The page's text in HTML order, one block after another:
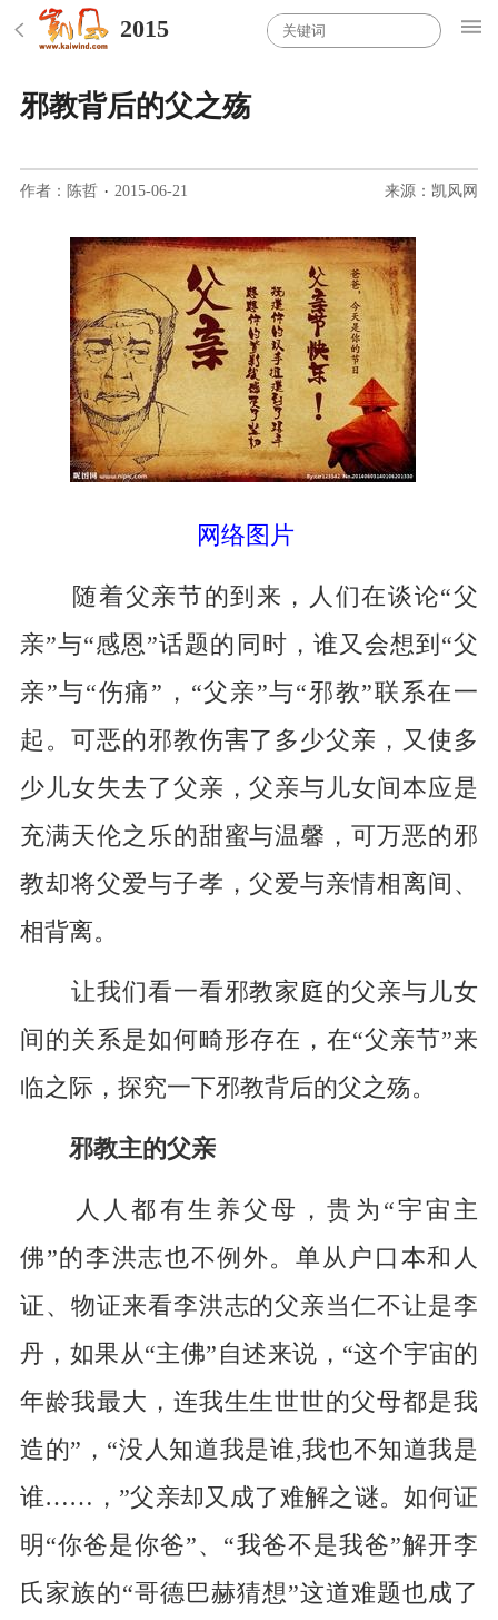
2015
邪教背后的父之殇
作者：陈哲 · 2015-06-21 来源：凯风网
网络图片
随着父亲节的到来，人们在谈论“父
亲”与“感恩”话题的同时，谁又会想到“父
亲”与“伤痛”，“父亲”与“邪教”联系在一
起。可恶的邪教伤害了多少父亲，又使多
少儿女失去了父亲，父亲与儿女间本应是
充满天伦之乐的甜蜜与温馨，可万恶的邪
教却将父爱与子孝，父爱与亲情相离间、
相背离。
让我们看一看邪教家庭的父亲与儿女
间的关系是如何畸形存在，在“父亲节”来
临之际，探究一下邪教背后的父之殇。
邪教主的父亲
人人都有生养父母，贵为“宇宙主
佛”的李洪志也不例外。单从户口本和人
证、物证来看李洪志的父亲当仁不让是李
丹，如果从“主佛”自述来说，“这个宇宙的
年龄我最大，连我生生世世的父母都是我
造的”，“没人知道我是谁,我也不知道我是
谁……，”父亲却又成了难解之谜。如何证
明“你爸是你爸”、“我爸不是我爸”解开李
氏家族的“哥德巴赫猜想”这道难题也成了